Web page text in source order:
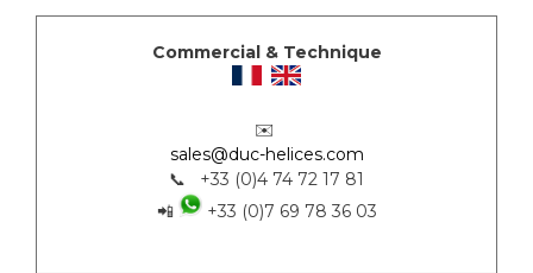
Commercial & Technique
✉️
sales@duc-helices.com
📞 +33 (0)4 74 72 17 81
📲
+33 (0)7 69 78 36 03